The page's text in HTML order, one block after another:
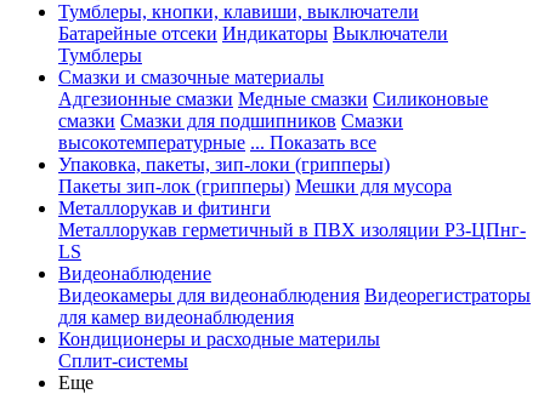
Тумблеры, кнопки, клавиши, выключатели
Батарейные отсеки Индикаторы Выключатели
Тумблеры
Смазки и смазочные материалы
Адгезионные смазки Медные смазки Силиконовые
смазки Смазки для подшипников Смазки
высокотемпературные ... Показать все
Упаковка, пакеты, зип-локи (грипперы)
Пакеты зип-лок (грипперы) Мешки для мусора
Металлорукав и фитинги
Металлорукав герметичный в ПВХ изоляции Р3-ЦПнг-
LS
Видеонаблюдение
Видеокамеры для видеонаблюдения Видеорегистраторы
для камер видеонаблюдения
Кондиционеры и расходные материлы
Сплит-системы
Еще